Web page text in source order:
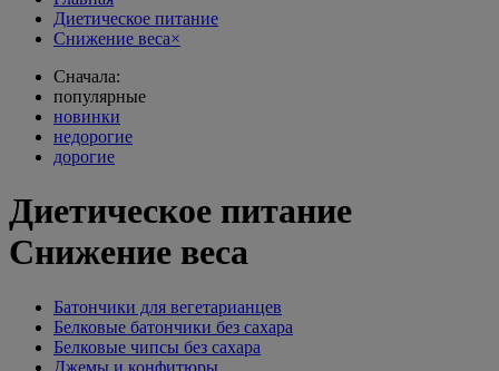
Диетическое питание
Снижение веса×
Сначала:
популярные
новинки
недорогие
дорогие
Диетическое питание
Снижение веса
Батончики для вегетарианцев
Белковые батончики без сахара
Белковые чипсы без сахара
Джемы и конфитюры